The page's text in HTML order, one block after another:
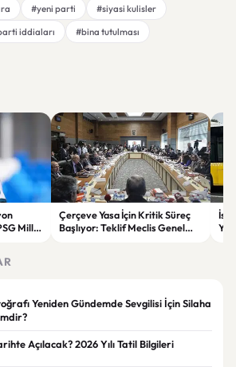
#yeni parti
#siyasi kulisler
iddiaları
#bina tutulması
Milli
Çerçeve Yasa İçin Kritik Süreç
Başlıyor: Teklif Meclis Genel
Yeniden Gündemde Sevgilisi İçin Silaha
Açılacak? 2026 Yılı Tatil Bilgileri